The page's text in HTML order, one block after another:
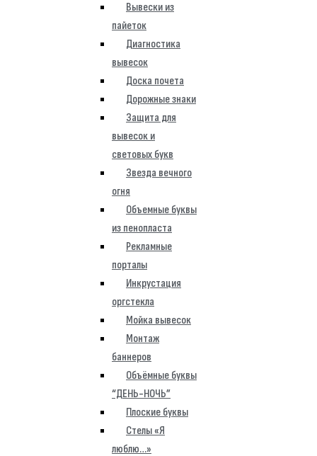
Вывески из
пайеток
Диагностика
вывесок
Доска почета
Дорожные знаки
Защита для
вывесок и
световых букв
Звезда вечного
огня
Объемные буквы
из пенопласта
Рекламные
порталы
Инкрустация
оргстекла
Мойка вывесок
Монтаж
баннеров
Объёмные буквы
“ДЕНЬ-НОЧЬ”
Плоские буквы
Стелы «Я
люблю…»